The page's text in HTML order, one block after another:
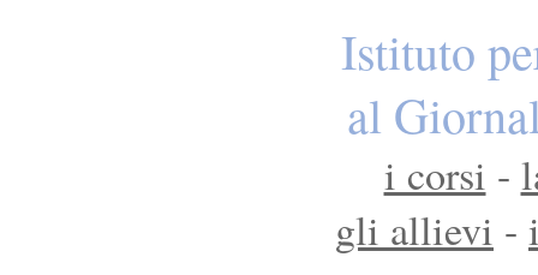
Istituto
al
i corsi -
gli allievi -